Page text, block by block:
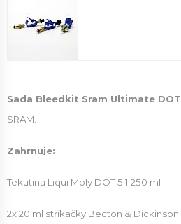
Sada Bleedkit Sram Ultimate DOT
SRAM.
Zahrnuje:
Tekutina Liqui Moly DOT 5.1 250 ml
2x 20 ml stříkačky Becton & Dickinson